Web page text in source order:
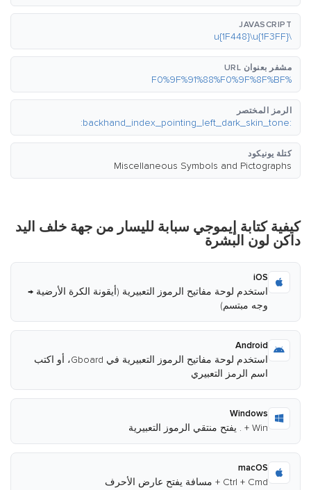
JAVASCRIPT
\u{1F448}\u{1F3FF}
مشفر بعنوان URL
%F0%9F%91%88%F0%9F%8F%BF
الرمز المختصر
:backhand_index_pointing_left_dark_skin_tone:
كتلة يونيكود
Miscellaneous Symbols and Pictographs
كيفية كتابة إيموجي سبابة لليسار من جهة خلف اليد
داكن لون البشرة
iOS
استخدم لوحة مفاتيح الرموز التعبيرية (أيقونة الكرة الأرضية →
وجه مبتسم)
Android
استخدم لوحة مفاتيح الرموز التعبيرية في Gboard، أو اكتب
اسم الرمز التعبيري
Windows
Win + . يفتح منتقي الرموز التعبيرية
macOS
Ctrl + Cmd + مسافة يفتح عارض الأحرف